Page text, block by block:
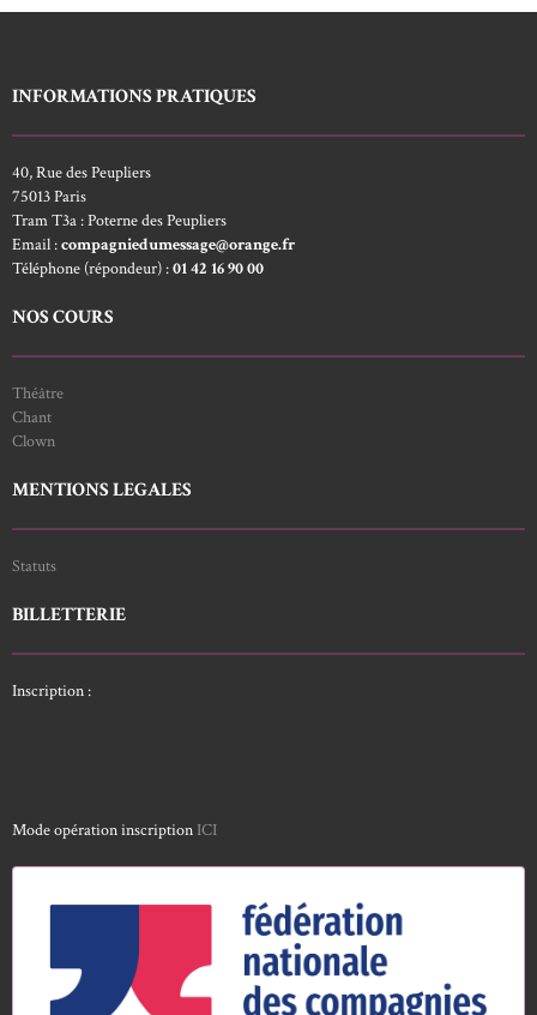
INFORMATIONS PRATIQUES
40, Rue des Peupliers
75013 Paris
Tram T3a : Poterne des Peupliers
Email :compagniedumessage@orange.fr
Téléphone (répondeur) :01 42 16 90 00
NOS COURS
Théâtre
Chant
Clown
MENTIONS LEGALES
Statuts
BILLETTERIE
Inscription :
Mode opération inscription ICI